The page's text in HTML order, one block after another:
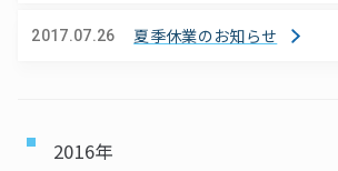
2017.07.26 夏季休業のお知らせ
2016年